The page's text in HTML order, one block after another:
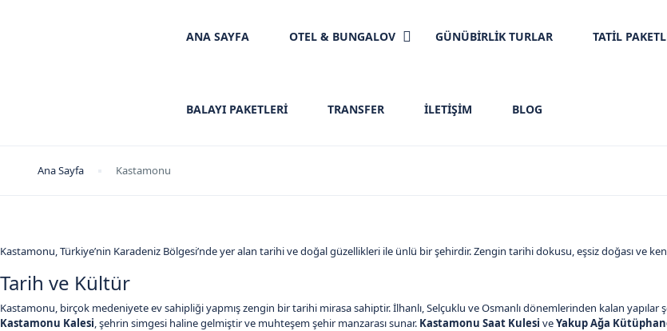
ANA SAYFA OTEL & BUNGALOV GÜNÜBİRLİK TURLAR TATİL
BALAYI PAKETLERİ TRANSFER İLETIŞIM BLOG
Ana Sayfa Kastamonu
Kastamonu, Türkiye’nin Karadeniz Bölgesi’nde yer alan tarihi ve doğal güzellikleri ile ünlü bir şehirdir. Zengin tarihi dokusu, eşsiz doğası ve
Tarih ve Kültür
Kastamonu, birçok medeniyete ev sahipliği yapmış zengin bir tarihi mirasa sahiptir. İlhanlı, Selçuklu ve Osmanlı dönemlerinden kalan
Kastamonu Kalesi, şehrin simgesi haline gelmiştir ve muhteşem şehir manzarası sunar. Kastamonu Saat Kulesi veYakup Ağa